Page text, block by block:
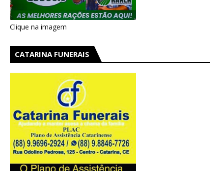
Clique na imagem
CATARINA FUNERAIS